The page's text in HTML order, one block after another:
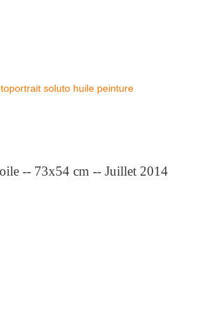
-- 73x54 cm -- Juillet 2014